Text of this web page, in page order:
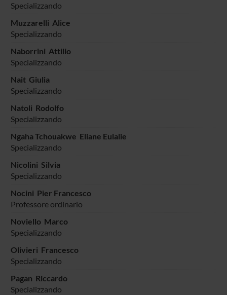
Specializzando
Muzzarelli Alice
Specializzando
Naborrini Attilio
Specializzando
Nait Giulia
Specializzando
Natoli Rodolfo
Specializzando
Ngaha Tchouakwe Eliane Eulalie
Specializzando
Nicolini Silvia
Specializzando
Nocini Pier Francesco
Professore ordinario
Noviello Marco
Specializzando
Olivieri Francesco
Specializzando
Pagan Riccardo
Specializzando